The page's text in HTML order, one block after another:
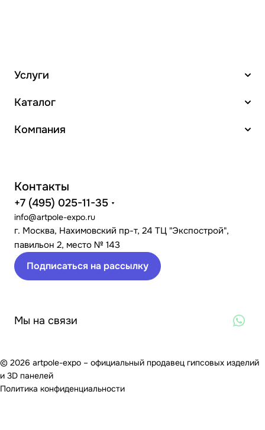
Услуги
Каталог
Компания
Контакты
+7 (495) 025-11-35
info@artpole-expo.ru
г. Москва, Нахимовский пр-т, 24 ТЦ "Экспострой",
павильон 2, место № 143
Подписаться на рассылку
Мы на связи
© 2026 artpole-expo – официальный продавец гипсовых изделий
и 3D панелей
Политика конфиденциальности